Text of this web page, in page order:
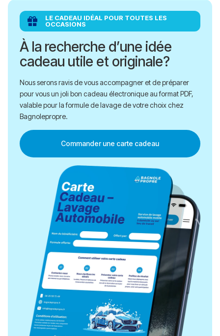
LE CADEAU IDÉAL POUR TOUTES LES
OCCASIONS
À la recherche d’une idée
cadeau utile et originale?
Nous serons ravis de vous accompagner et de préparer
pour vous un joli bon cadeau électronique au format PDF,
valable pour la formule de lavage de votre choix chez
Bagnolepropre.
Commander une carte cadeau